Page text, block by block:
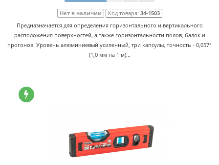
Нет в наличии Код товара: 34-1503
Предназначается для определения горизонтального и вертикального
расположения поверхностей, а также горизонтальности полов, балок и
прогонов. Уровень алюминиевый усиленный, три капсулы, точность - 0,057°
(1,0 мм на 1 м)...